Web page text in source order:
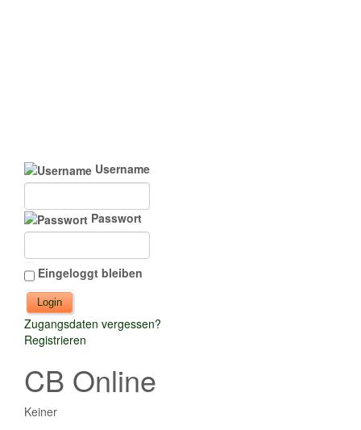
Username
Passwort
Eingeloggt bleiben
Zugangsdaten vergessen?
Registrieren
CB Online
Keiner